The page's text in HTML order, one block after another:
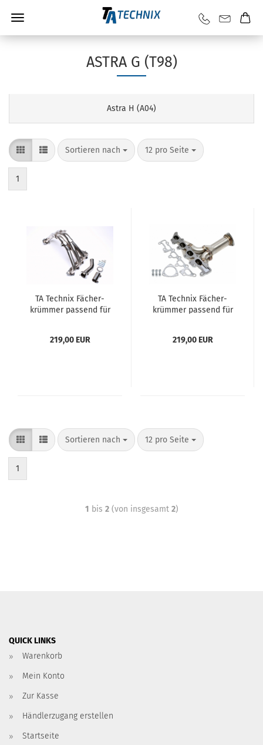
ASTRA G (T98)
Astra H (A04)
Sortieren nach 12 pro Seite
1
TA Tech­nix Fä­cher­
krüm­mer pas­send für
219,00 EUR
TA Tech­nix Fä­cher­
krüm­mer pas­send für
219,00 EUR
Sortieren nach 12 pro Seite
1
1 bis 2(von insgesamt 2)
QUICK LINKS
Warenkorb
Mein Konto
Zur Kasse
Händlerzugang erstellen
Startseite